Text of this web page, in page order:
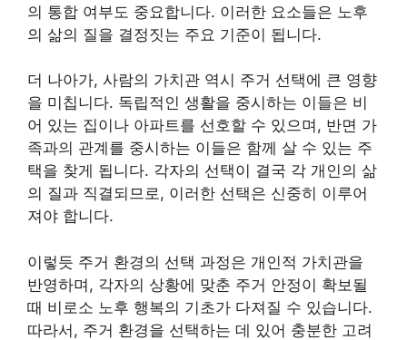
의 통합 여부도 중요합니다. 이러한 요소들은 노후
의 삶의 질을 결정짓는 주요 기준이 됩니다.
더 나아가, 사람의 가치관 역시 주거 선택에 큰 영향
을 미칩니다. 독립적인 생활을 중시하는 이들은 비
어 있는 집이나 아파트를 선호할 수 있으며, 반면 가
족과의 관계를 중시하는 이들은 함께 살 수 있는 주
택을 찾게 됩니다. 각자의 선택이 결국 각 개인의 삶
의 질과 직결되므로, 이러한 선택은 신중히 이루어
져야 합니다.
이렇듯 주거 환경의 선택 과정은 개인적 가치관을
반영하며, 각자의 상황에 맞춘 주거 안정이 확보될
때 비로소 노후 행복의 기초가 다져질 수 있습니다.
따라서, 주거 환경을 선택하는 데 있어 충분한 고려